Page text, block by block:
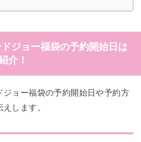
ジョー福袋の予約開始日は
介！
ジョー福袋の予約開始日や予約方
します。